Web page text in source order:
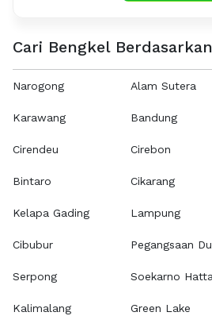
Cari Bengkel
Narogong
Karawang
Cirendeu
Bintaro
Kelapa Gading
Cibubur
Serpong
Kalimalang
Alam Sutera
Bandung
Cirebon
Cikarang
Lampung
Pegangsaan
Soekarno
Green Lake